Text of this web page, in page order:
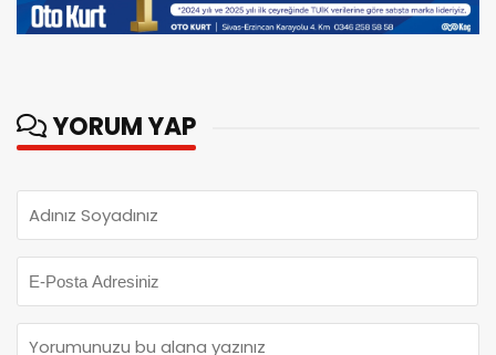
YORUM YAP